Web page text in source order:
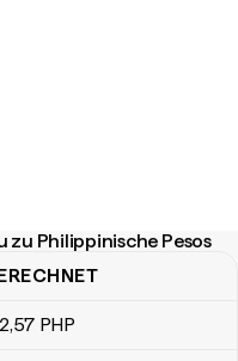
zu Philippinische Pesos
Philippinische Pesos
2,57 PHP